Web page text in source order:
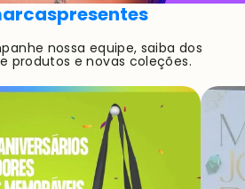
nossa equipe, saiba dos
produtos e novas coleções.